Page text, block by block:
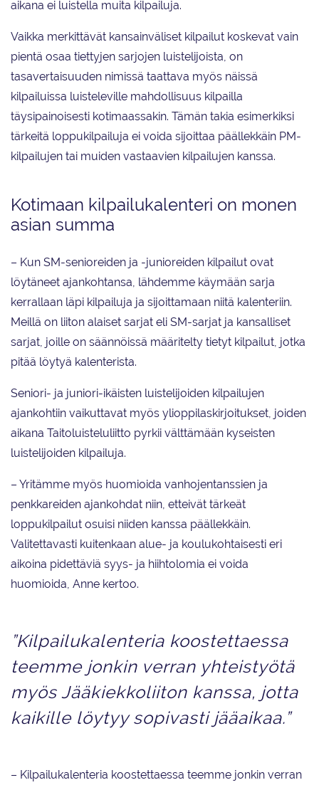
aikana ei luistella muita kilpailuja.
Vaikka merkittävät kansainväliset kilpailut koskevat vain
pientä osaa tiettyjen sarjojen luistelijoista, on
tasavertaisuuden nimissä taattava myös näissä
kilpailuissa luisteleville mahdollisuus kilpailla
täysipainoisesti kotimaassakin. Tämän takia esimerkiksi
tärkeitä loppukilpailuja ei voida sijoittaa päällekkäin PM-
kilpailujen tai muiden vastaavien kilpailujen kanssa.
Kotimaan kilpailukalenteri on monen
asian summa
– Kun SM-senioreiden ja -junioreiden kilpailut ovat
löytäneet ajankohtansa, lähdemme käymään sarja
kerrallaan läpi kilpailuja ja sijoittamaan niitä kalenteriin.
Meillä on liiton alaiset sarjat eli SM-sarjat ja kansalliset
sarjat, joille on säännöissä määritelty tietyt kilpailut, jotka
pitää löytyä kalenterista.
Seniori- ja juniori-ikäisten luistelijoiden kilpailujen
ajankohtiin vaikuttavat myös ylioppilaskirjoitukset, joiden
aikana Taitoluisteluliitto pyrkii välttämään kyseisten
luistelijoiden kilpailuja.
– Yritämme myös huomioida vanhojentanssien ja
penkkareiden ajankohdat niin, etteivät tärkeät
loppukilpailut osuisi niiden kanssa päällekkäin.
Valitettavasti kuitenkaan alue- ja koulukohtaisesti eri
aikoina pidettäviä syys- ja hiihtolomia ei voida
huomioida, Anne kertoo.
”Kilpailukalenteria koostettaessa
teemme jonkin verran yhteistyötä
myös Jääkiekkoliiton kanssa, jotta
kaikille löytyy sopivasti jääaikaa.”
– Kilpailukalenteria koostettaessa teemme jonkin verran